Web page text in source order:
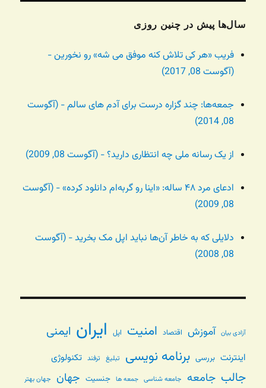
سال‌ها پیش در چنین روزی
فریب «هر کی تلاش کنه موفق می شه» رو نخورین -
(آگوست 08, 2017)
جمعه‌ها: چند گزاره درست برای آدم های سالم - (آگوست
08, 2014)
از یک رسانه ملی چه انتظاری دارید؟ - (آگوست 08, 2009)
ادعای مرد ۴۸ ساله: «اینا رو گربه‌ام دانلود کرده» - (آگوست
08, 2009)
دلایلی که به خاطر آن‌ها نباید اپل مک بخرید - (آگوست
08, 2008)
آزادی بیان آموزش اقتصاد امنیت اپل ایران ایمنی
اینترنت بررسی برنامه نویسی تبلیغ ترفند تکنولوژی
جالب جامعه جامعه شناسی جمعه ها جنسیت جهان جهان بهتر